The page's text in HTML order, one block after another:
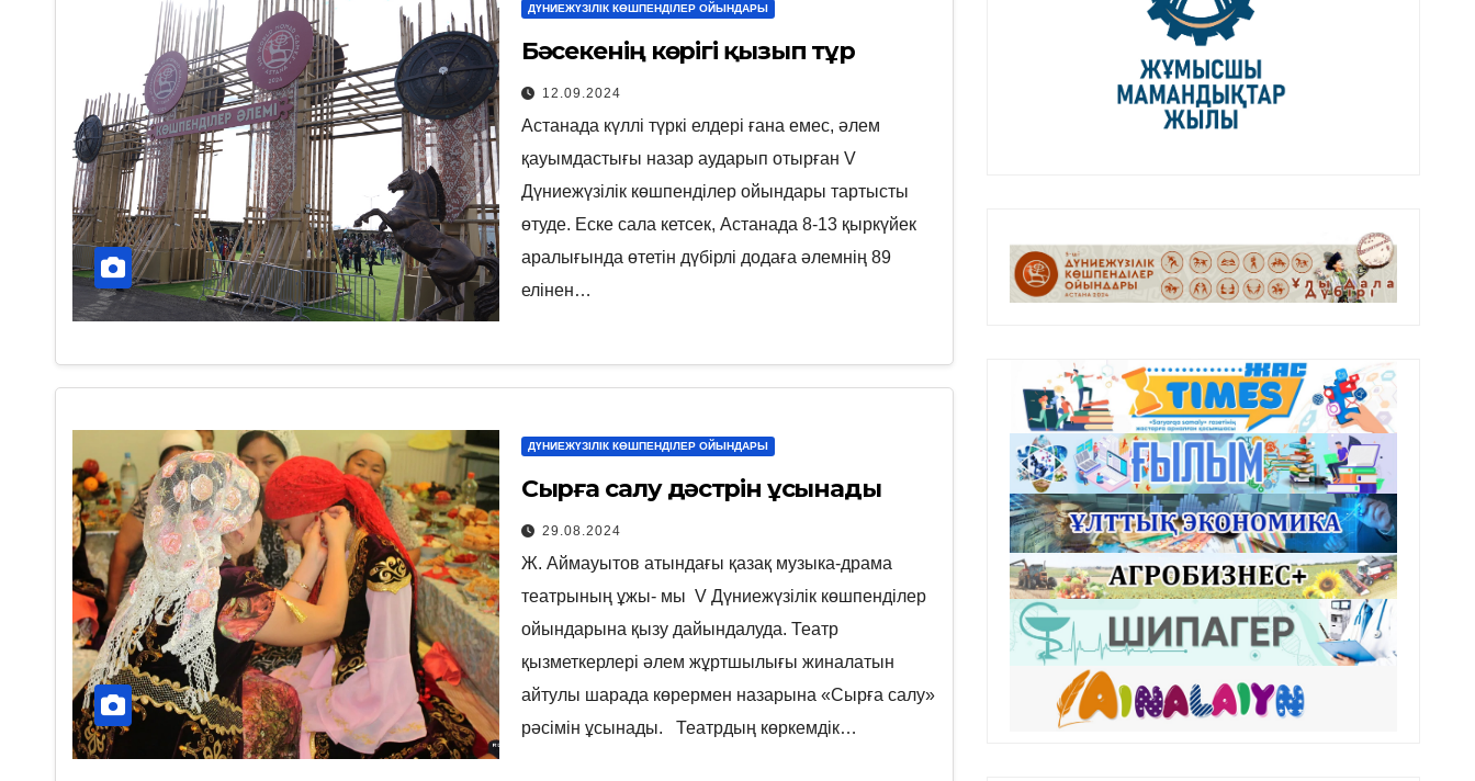
ДҮНИЕЖҮЗІЛІК КӨШПЕНДІЛЕР ОЙЫНДАРЫ
Бәсекенің көрігі қызып тұр
12.09.2024
Астанада күллі түркі елдері ғана емес, әлем
қауымдастығы назар аударып отырған V
Дүниежүзілік көшпенділер ойындары тартысты
өтуде. Еске сала кетсек, Астанада 8-13 қыркүйек
аралығында өтетін дүбірлі додаға әлемнің 89
елінен…
ДҮНИЕЖҮЗІЛІК КӨШПЕНДІЛЕР ОЙЫНДАРЫ
Сырға салу дәстүрін ұсынады
29.08.2024
Ж. Аймауытов атындағы қазақ музыка-драма
театрының ұжы- мы V Дүниежүзілік көшпенділер
ойындарына қызу дайындалуда. Театр
қызметкерлері әлем жұртшылығы жиналатын
айтулы шарада көрермен назарына «Сырға салу»
рәсімін ұсынады. Театрдың көркемдік…